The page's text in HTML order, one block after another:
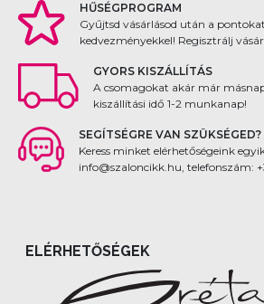
HŰSÉGPROGRAM
Gyűjtsd vásárlásod után a pontokat
kedvezményekkel! Regisztrálj
GYORS KISZÁLLÍTÁS
A csomagokat akár már
kiszállítási idő 1-2 munkanap!
SEGÍTSÉGRE VAN SZÜKSÉGED?
Keress minket elérhetőségeink
info@szaloncikk.hu, telefonszám:
ELÉRHETŐSÉGEK